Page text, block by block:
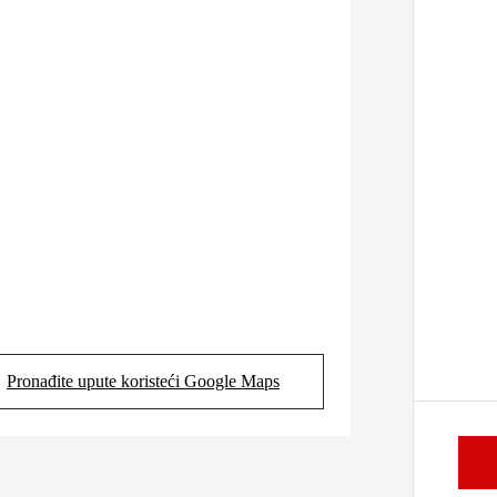
Pronađite upute koristeći Google Maps
(Opens in new tab)